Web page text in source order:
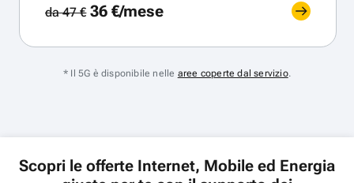
da 47 €36 €/mese
* Il 5G è disponibile nelle aree coperte dal servizio.
Scopri le offerte Internet, Mobile ed Energia